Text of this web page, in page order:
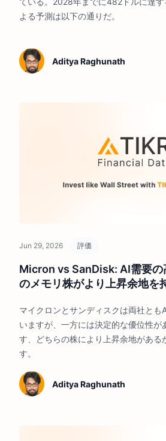
よる予測は以下の通りだ。
Aditya Raghunath
Jun 29, 2026 評価
Micron vs SanDisk: AI需要の
のメモリ株がより上昇余地を
マイクロンとサンディスクは両社とも
いますが、一方には決定的な優位性が
す、どちらの株により上昇余地がある
す。
Aditya Raghunath